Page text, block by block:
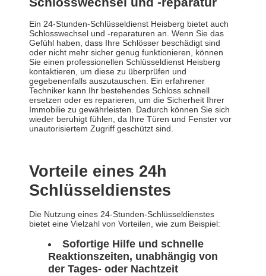
Ein 24-Stunden-Schlüsseldienst Heisberg bietet auch
Schlosswechsel und -reparaturen an. Wenn Sie das
Gefühl haben, dass Ihre Schlösser beschädigt sind
oder nicht mehr sicher genug funktionieren, können
Sie einen professionellen Schlüsseldienst Heisberg
kontaktieren, um diese zu überprüfen und
gegebenenfalls auszutauschen. Ein erfahrener
Techniker kann Ihr bestehendes Schloss schnell
ersetzen oder es reparieren, um die Sicherheit Ihrer
Immobilie zu gewährleisten. Dadurch können Sie sich
wieder beruhigt fühlen, da Ihre Türen und Fenster vor
unautorisiertem Zugriff geschützt sind.
Vorteile eines 24h
Schlüsseldienstes
Die Nutzung eines 24-Stunden-Schlüsseldienstes
bietet eine Vielzahl von Vorteilen, wie zum Beispiel:
Sofortige Hilfe und schnelle
Reaktionszeiten, unabhängig von
der Tages- oder Nachtzeit